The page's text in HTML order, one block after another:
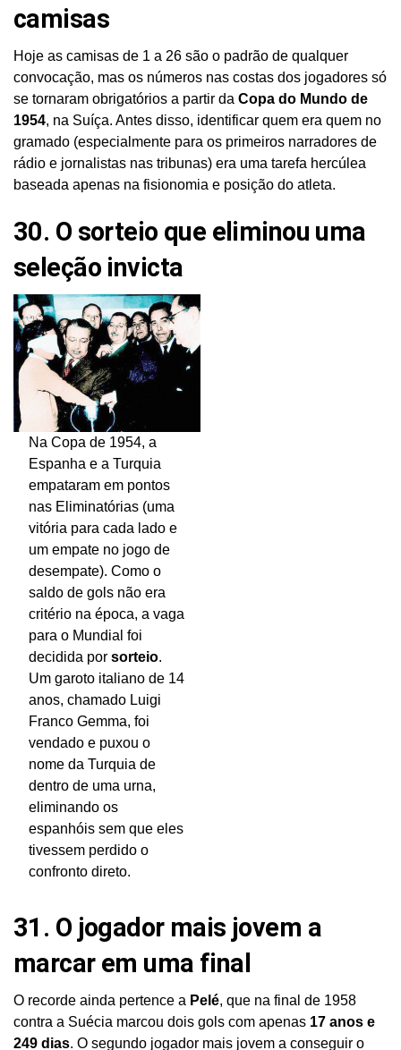
camisas
Hoje as camisas de 1 a 26 são o padrão de qualquer
convocação, mas os números nas costas dos jogadores só
se tornaram obrigatórios a partir da Copa do Mundo de
1954, na Suíça. Antes disso, identificar quem era quem no
gramado (especialmente para os primeiros narradores de
rádio e jornalistas nas tribunas) era uma tarefa hercúlea
baseada apenas na fisionomia e posição do atleta.
30. O sorteio que eliminou uma
seleção invicta
Na Copa de 1954, a
Espanha e a Turquia
empataram em pontos
nas Eliminatórias (uma
vitória para cada lado e
um empate no jogo de
desempate). Como o
saldo de gols não era
critério na época, a vaga
para o Mundial foi
decidida por sorteio.
Um garoto italiano de 14
anos, chamado Luigi
Franco Gemma, foi
vendado e puxou o
nome da Turquia de
dentro de uma urna,
eliminando os
espanhóis sem que eles
tivessem perdido o
confronto direto.
31. O jogador mais jovem a
marcar em uma final
O recorde ainda pertence a Pelé, que na final de 1958
contra a Suécia marcou dois gols com apenas 17 anos e
249 dias. O segundo jogador mais jovem a conseguir o